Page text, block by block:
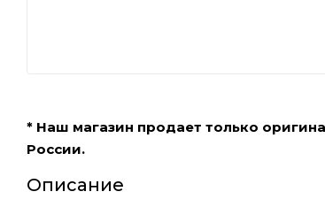
* Наш магазин продает только
России.
Описание